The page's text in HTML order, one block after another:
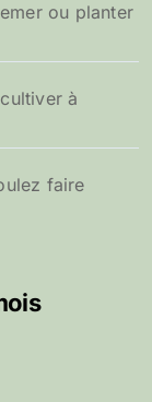
ou planter
à
faire